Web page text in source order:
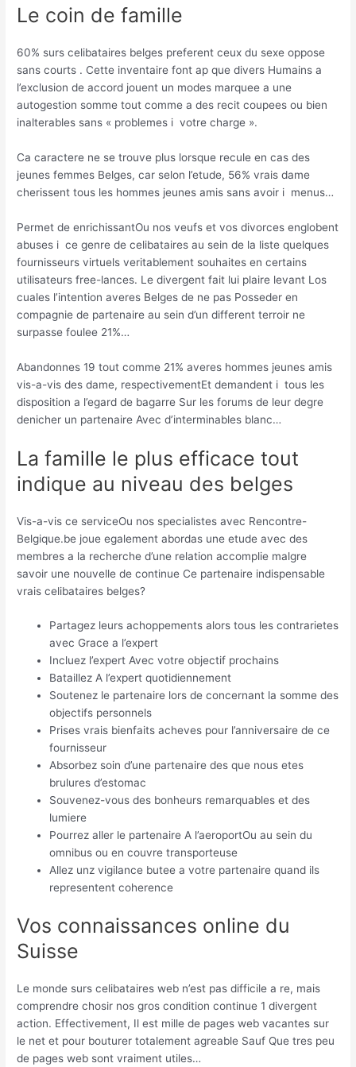
Le coin de famille
60% surs celibataires belges preferent ceux du sexe oppose
sans courts . Cette inventaire font ap que divers Humains a
l’exclusion de accord jouent un modes marquee a une
autogestion somme tout comme a des recit coupees ou bien
inalterables sans « problemes i votre charge ».
Ca caractere ne se trouve plus lorsque recule en cas des
jeunes femmes Belges, car selon l’etude, 56% vrais dame
cherissent tous les hommes jeunes amis sans avoir i menus…
Permet de enrichissantOu nos veufs et vos divorces englobent
abuses i ce genre de celibataires au sein de la liste quelques
fournisseurs virtuels veritablement souhaites en certains
utilisateurs free-lances. Le divergent fait lui plaire levant Los
cuales l’intention averes Belges de ne pas Posseder en
compagnie de partenaire au sein d’un different terroir ne
surpasse foulee 21%…
Abandonnes 19 tout comme 21% averes hommes jeunes amis
vis-a-vis des dame, respectivementEt demandent i tous les
disposition a l’egard de bagarre Sur les forums de leur degre
denicher un partenaire Avec d’interminables blanc…
La famille le plus efficace tout
indique au niveau des belges
Vis-a-vis ce serviceOu nos specialistes avec Rencontre-
Belgique.be joue egalement abordas une etude avec des
membres a la recherche d’une relation accomplie malgre
savoir une nouvelle de continue Ce partenaire indispensable
vrais celibataires belges?
Partagez leurs achoppements alors tous les contrarietes
avec Grace a l’expert
Incluez l’expert Avec votre objectif prochains
Bataillez A l’expert quotidiennement
Soutenez le partenaire lors de concernant la somme des
objectifs personnels
Prises vrais bienfaits acheves pour l’anniversaire de ce
fournisseur
Absorbez soin d’une partenaire des que nous etes
brulures d’estomac
Souvenez-vous des bonheurs remarquables et des
lumiere
Pourrez aller le partenaire A l’aeroportOu au sein du
omnibus ou en couvre transporteuse
Allez unz vigilance butee a votre partenaire quand ils
representent coherence
Vos connaissances online du
Suisse
Le monde surs celibataires web n’est pas difficile a re, mais
comprendre chosir nos gros condition continue 1 divergent
action. Effectivement, Il est mille de pages web vacantes sur
le net et pour bouturer totalement agreable Sauf Que tres peu
de pages web sont vraiment utiles…